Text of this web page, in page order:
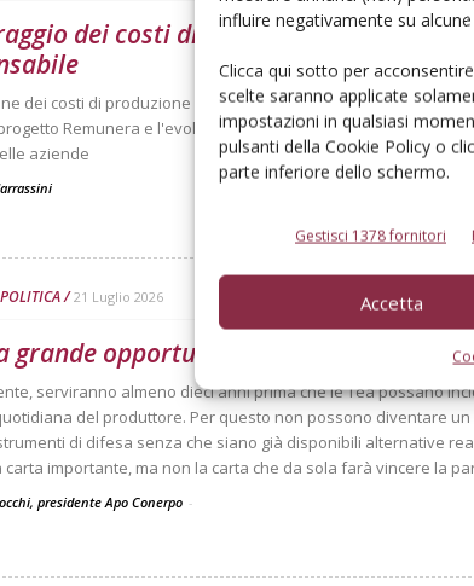
influire negativamente su
Clicca qui sotto per
scelte saranno applicate
impostazioni in qualsiasi
pulsanti della Cookie Policy o
parte inferiore dello schermo.
Gestisci 1378 fornitori
Accetta
dei costi di produzione:
dei costi di produzione delle principali specie frutticole in
Remunera e l'evoluzione della webapp regionale per
aziende
21 Luglio 2026
grande opportunità che non può
serviranno almeno dieci anni prima che le Tea possano
del produttore. Per questo non possono diventare
di difesa senza che siano già disponibili alternative
importante, ma non la carta che da sola farà vincere la
presidente Apo Conerpo -